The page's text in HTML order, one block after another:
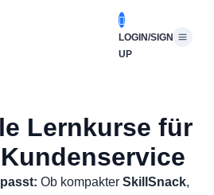
LOGIN/SIGN
UP
Lernkurse für
Ob kompakter SkillSnack,